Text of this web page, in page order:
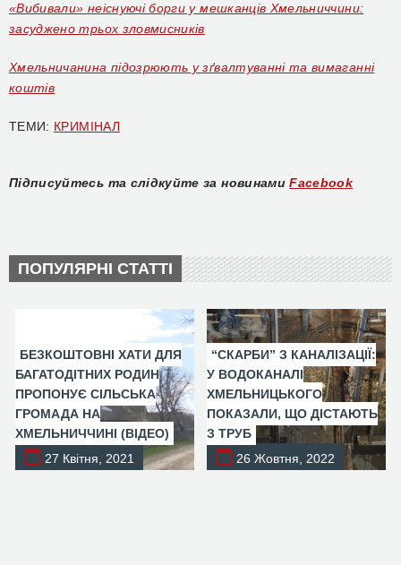
«Вибивали» неіснуючі борги у мешканців Хмельниччини:
засуджено трьох зловмисників
Хмельничанина підозрюють у зґвалтуванні та вимаганні
коштів
ТЕМИ: КРИМІНАЛ
Підписуйтесь та слідкуйте за новинами Facebook
ПОПУЛЯРНІ СТАТТІ
БЕЗКОШТОВНІ ХАТИ ДЛЯ
БАГАТОДІТНИХ РОДИН
ПРОПОНУЄ СІЛЬСЬКА
ГРОМАДА НА
ХМЕЛЬНИЧЧИНІ (ВІДЕО)
27 Квітня, 2021
“СКАРБИ” З КАНАЛІЗАЦІЇ:
У ВОДОКАНАЛІ
ХМЕЛЬНИЦЬКОГО
ПОКАЗАЛИ, ЩО ДІСТАЮТЬ
З ТРУБ
26 Жовтня, 2022